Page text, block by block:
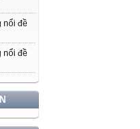
nổi đề
nổi đề